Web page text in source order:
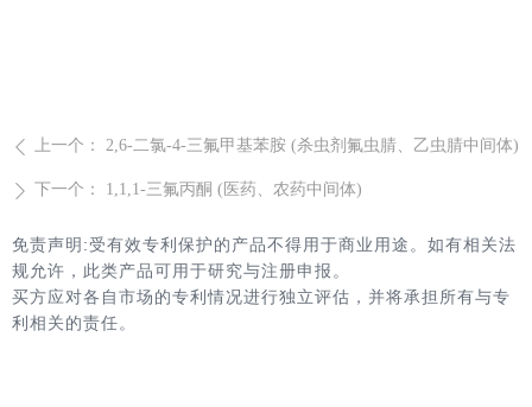
ꄴ 上一个： 2,6-二氯-4-三氟甲基苯胺 (杀虫剂氟虫腈、乙虫腈中间体)
ꄲ 下一个： 1,1,1-三氟丙酮 (医药、农药中间体)
免责声明:受有效专利保护的产品不得用于商业用途。如有相关法
规允许，此类产品可用于研究与注册申报。
买方应对各自市场的专利情况进行独立评估，并将承担所有与专
利相关的责任。